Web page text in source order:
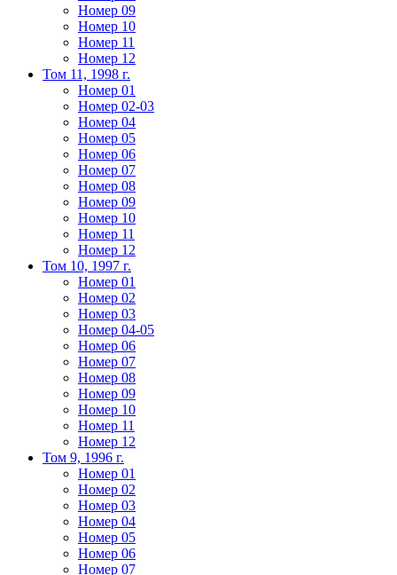
Номер 09
Номер 10
Номер 11
Номер 12
Том 11, 1998 г.
Номер 01
Номер 02-03
Номер 04
Номер 05
Номер 06
Номер 07
Номер 08
Номер 09
Номер 10
Номер 11
Номер 12
Том 10, 1997 г.
Номер 01
Номер 02
Номер 03
Номер 04-05
Номер 06
Номер 07
Номер 08
Номер 09
Номер 10
Номер 11
Номер 12
Том 9, 1996 г.
Номер 01
Номер 02
Номер 03
Номер 04
Номер 05
Номер 06
Номер 07